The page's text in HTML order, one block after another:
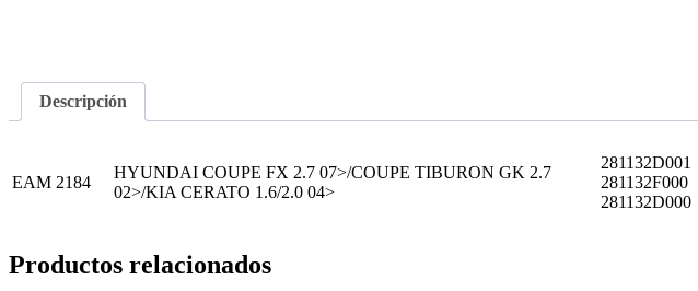
Descripción
EAM 2184
HYUNDAI COUPE FX 2.7 07>/COUPE TIBURON GK 2.7
02>/KIA CERATO 1.6/2.0 04>
281132D001
281132F000
281132D000
Productos relacionados